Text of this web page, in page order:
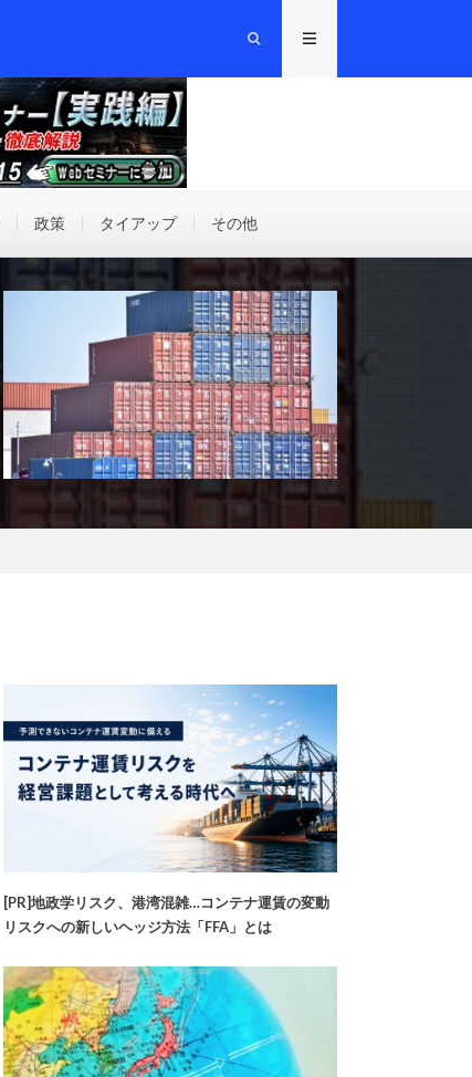
政策 タイアップ その他
[PR]地政学リスク、港湾混雑…コンテナ運賃の変動
リスクへの新しいヘッジ方法「FFA」とは